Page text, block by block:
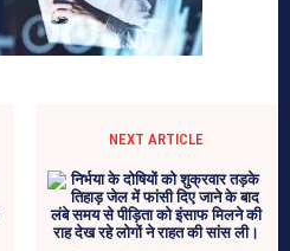
NEXT ARTICLE